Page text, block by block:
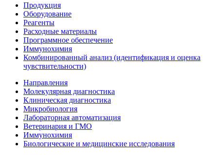
Продукция
Оборудование
Реагенты
Расходные материалы
Программное обеспечение
Иммунохимия
Комбинированный анализ (идентификация и оценка
чувствительности)
Направления
Молекулярная диагностика
Клиническая диагностика
Микробиология
Лабораторная автоматизация
Ветеринария и ГМО
Иммунохимия
Биологические и медицинские исследования